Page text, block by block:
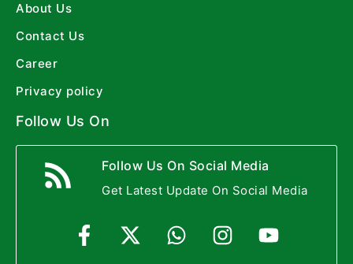
About Us
Contact Us
Career
Privacy policy
Follow Us On
Follow Us On Social Media
Get Latest Update On Social Media